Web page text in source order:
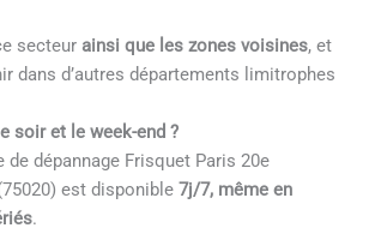
secteur ainsi que les zones voisines, et
dans d’autres départements limitrophes
soir et le week-end ?
de dépannage Frisquet Paris 20e
est disponible7j/7, même en
.